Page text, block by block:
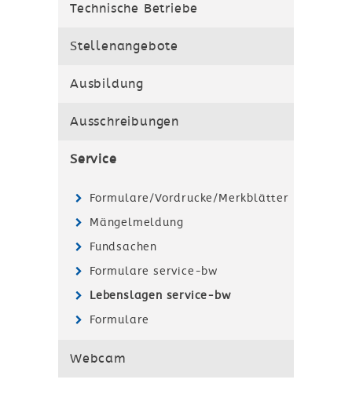
Technische Betriebe
Stellenangebote
Ausbildung
Ausschreibungen
Service
Formulare/Vordrucke/Merkblätter
Mängelmeldung
Fundsachen
Formulare service-bw
Lebenslagen service-bw
Formulare
Webcam